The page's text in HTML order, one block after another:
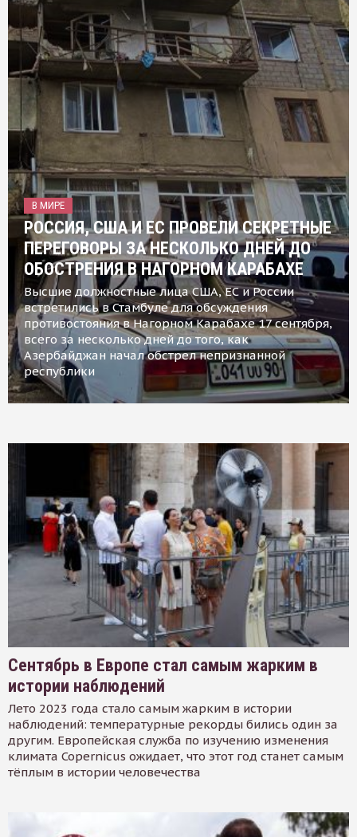
В МИРЕ
РОССИЯ, США И ЕС ПРОВЕЛИ СЕКРЕТНЫЕ
ПЕРЕГОВОРЫ ЗА НЕСКОЛЬКО ДНЕЙ ДО
ОБОСТРЕНИЯ В НАГОРНОМ КАРАБАХЕ
Высшие должностные лица США, ЕС и России
встретились в Стамбуле для обсуждения
противостояния в Нагорном Карабахе 17 сентября,
всего за несколько дней до того, как
Азербайджан начал обстрел непризнанной
республики
Сентябрь в Европе стал самым жарким в
истории наблюдений
Лето 2023 года стало самым жарким в истории
наблюдений: температурные рекорды бились один за
другим. Европейская служба по изучению изменения
климата Copernicus ожидает, что этот год станет самым
тёплым в истории человечества